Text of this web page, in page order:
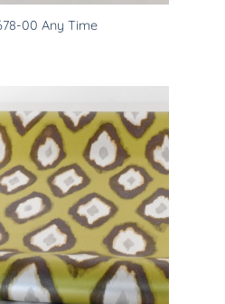
00 Any Time
Toevoegen
aan
verlanglijst